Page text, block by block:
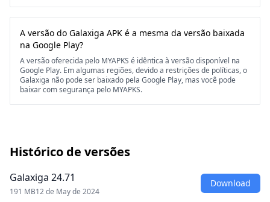
A versão do Galaxiga APK é a mesma da versão baixada
na Google Play?
A versão oferecida pelo MYAPKS é idêntica à versão disponível na
Google Play. Em algumas regiões, devido a restrições de políticas, o
Galaxiga não pode ser baixado pela Google Play, mas você pode
baixar com segurança pelo MYAPKS.
Histórico de versões
Galaxiga 24.71
191 MB12 de May de 2024
Download